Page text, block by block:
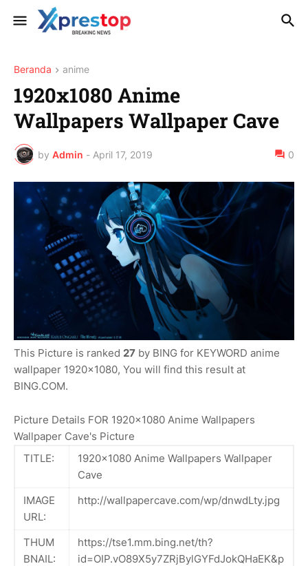
Beranda anime
1920x1080 Anime
Wallpapers Wallpaper Cave
by Admin - April 17, 2019 0
This Picture is ranked 27 by BING for KEYWORD anime
wallpaper 1920x1080, You will find this result at
BING.COM.
Picture Details FOR 1920x1080 Anime Wallpapers
Wallpaper Cave's Picture
TITLE:
1920x1080 Anime Wallpapers Wallpaper
Cave
IMAGE
URL:
http://wallpapercave.com/wp/dnwdLty.jpg
THUM
BNAIL:
https://tse1.mm.bing.net/th?
id=OIP.vO89X5y7ZRjBylGYFdJokQHaEK&p